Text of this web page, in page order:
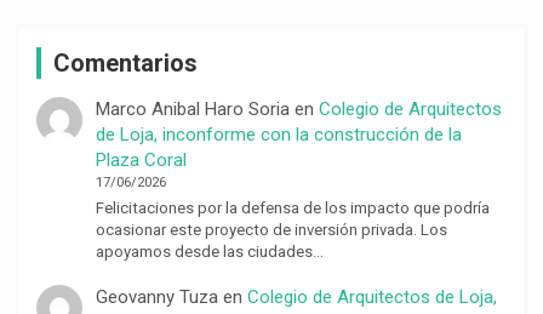
Comentarios
Marco Anibal Haro Soriaen Colegio de Arquitectos
de Loja, inconforme con la construcción de la
Plaza Coral
17/06/2026
Felicitaciones por la defensa de los impacto que podría
ocasionar este proyecto de inversión privada. Los
apoyamos desde las ciudades…
Geovanny Tuzaen Colegio de Arquitectos de Loja,